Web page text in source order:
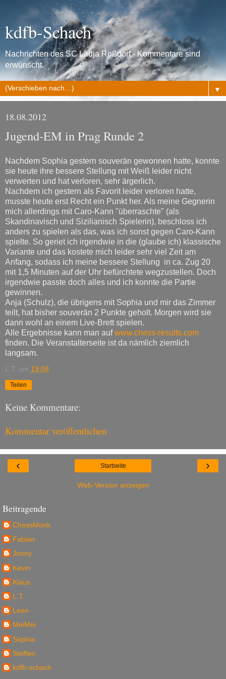
kdfb-Schach
Nachrichten des SC Ladja Roßdorf - Kommentare sind
erwünscht.
▼
18.08.2012
Jugend-EM in Prag Runde 2
Nachdem Sophia gestern souverän gewonnen hatte, konnte
sie heute ihre bessere Stellung mit Weiß leider nicht
verwerten und hat verloren, sehr ärgerlich.
Nachdem ich gestern als Favorit leider verloren hatte,
musste heute erst Recht ein Punkt her. Als meine Gegnerin
mich allerdings mit Caro-Kann "überraschte" (als
Skandinavisch und Sizilianisch Spielerin), beschloss ich
anders zu spielen als das, was ich sonst gegen Caro-Kann
spielte. So geriet ich irgendwie in die (glaube ich) klassische
Variante und das kostete mich leider sehr viel Zeit am
Anfang, sodass ich meine bessere Stellung in ca. Zug 20
mit 1,5 Minuten auf der Uhr befürchtete wegzustellen. Doch
irgendwie passte doch alles und ich konnte die Partie
gewinnen.
Anja (Schulz), die übrigens mit Sophia und mir das Zimmer
teilt, hat bisher souverän 2 Punkte geholt. Morgen wird sie
dann wohl an einem Live-Brett spielen.
Alle Ergebnisse kann man aufwww.chess-results.com
finden. Die Veranstalterseite ist da nämlich ziemlich
langsam.
L.T. um 19:08
Teilen
Keine Kommentare:
Kommentar veröffentlichen
‹ ›
Startseite
Web-Version anzeigen
Beitragende
ChessMonk
Fabian
Jonny
Kevin
Klaus
L.T.
Leon
MeiMei
Sophia
Steffen
kdfb-schach